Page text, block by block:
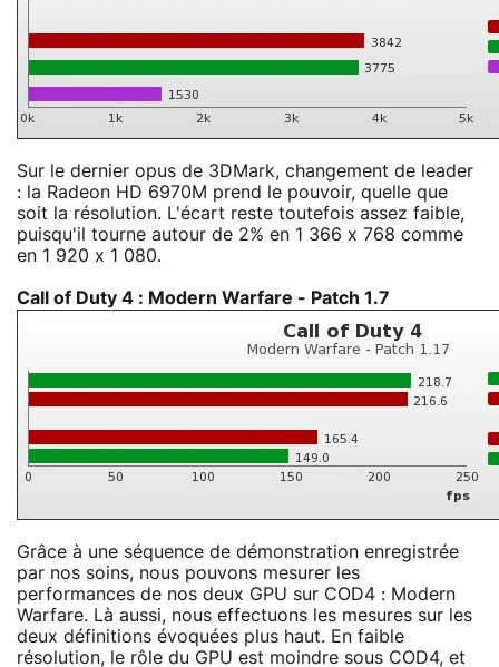
Sur le dernier opus de 3DMark, changement de leader
: la Radeon HD 6970M prend le pouvoir, quelle que
soit la résolution. L'écart reste toutefois assez faible,
puisqu'il tourne autour de 2% en 1 366 x 768 comme
en 1 920 x 1 080.
Call of Duty 4 : Modern Warfare - Patch 1.7
Grâce à une séquence de démonstration enregistrée
par nos soins, nous pouvons mesurer les
performances de nos deux GPU sur COD4 : Modern
Warfare. Là aussi, nous effectuons les mesures sur les
deux définitions évoquées plus haut. En faible
résolution, le rôle du GPU est moindre sous COD4, et